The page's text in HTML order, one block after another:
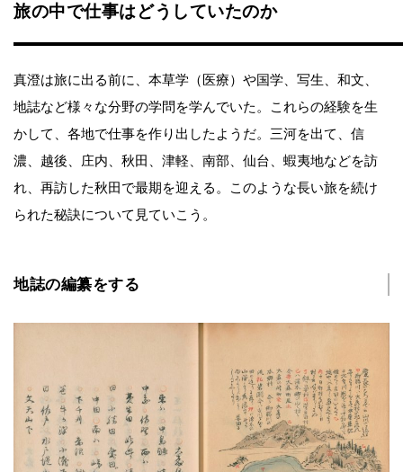
旅の中で仕事はどうしていたのか
真澄は旅に出る前に、本草学（医療）や国学、写生、和文、
地誌など様々な分野の学問を学んでいた。これらの経験を生
かして、各地で仕事を作り出したようだ。三河を出て、信
濃、越後、庄内、秋田、津軽、南部、仙台、蝦夷地などを訪
れ、再訪した秋田で最期を迎える。このような長い旅を続け
られた秘訣について見ていこう。
地誌の編纂をする